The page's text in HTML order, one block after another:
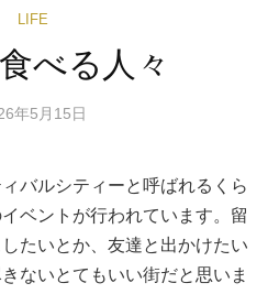
LIFE
べる人々
年5月15日
バルシティーと呼ばれるくら
ベントが行われています。留
たいとか、友達と出かけたい
ないとてもいい街だと思いま